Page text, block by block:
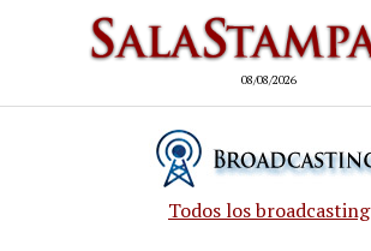
08/08/2026
Todos los broadcasting